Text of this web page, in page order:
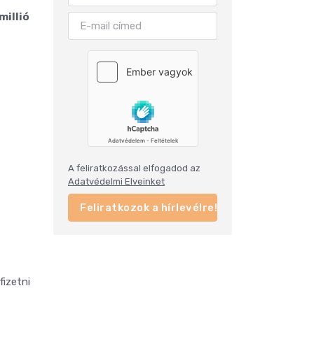
A feliratkozással elfogadod az
Adatvédelmi Elveinket
Feliratkozok a hírlevélre!